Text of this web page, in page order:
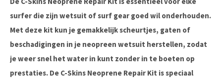
surfer die zijn wetsuit of surf gear goed wil onderhouden.
Met deze kit kun je gemakkelijk scheurtjes, gaten of
beschadigingen in je neopreen wetsuit herstellen, zodat
je weer snel het water in kunt zonder in te boeten op
prestaties. De C-Skins Neoprene Repair Kit is speciaal